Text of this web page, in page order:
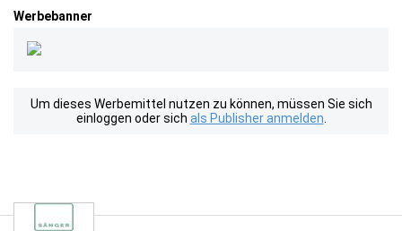
Werbebanner
Um dieses Werbemittel nutzen zu können, müssen Sie sich
einloggen oder sich als Publisher anmelden